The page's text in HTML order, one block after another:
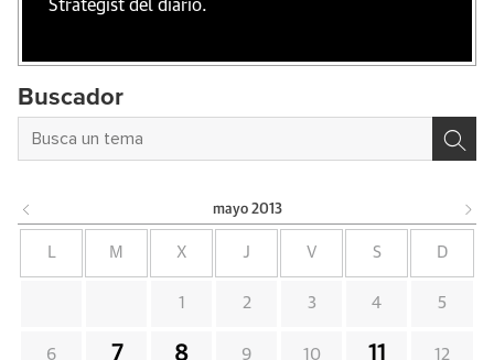
Strategist del diario.
Buscador
mayo 2013
M X J V S D
1 2 3 4 5
6 7 8 9 10 11 12